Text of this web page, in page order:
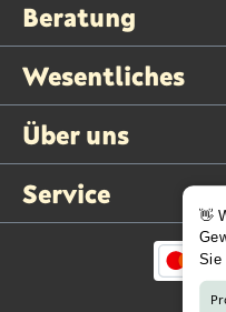
Beratung
Wesentliches
Über uns
Service